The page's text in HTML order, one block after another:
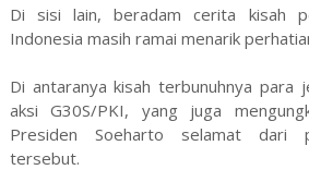
Di sisi lain, beradam cerita kisah
Indonesia masih ramai menarik
Di antaranya kisah terbunuhnya para
aksi G30S/PKI, yang juga
Presiden Soeharto selamat dari
tersebut.